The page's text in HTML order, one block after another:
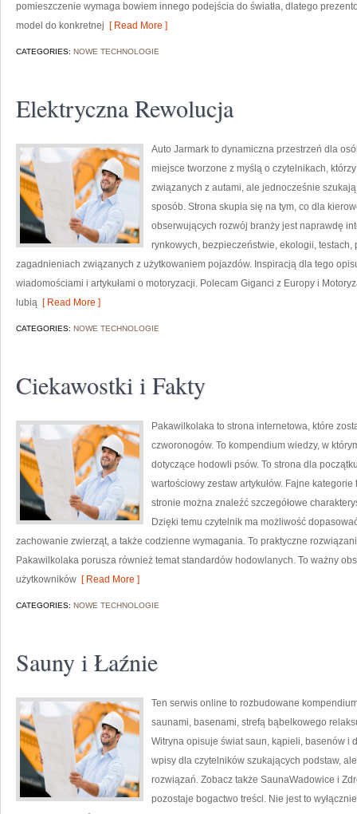
pomieszczenie wymaga bowiem innego podejścia do światła, dlatego
model do konkretnej [ Read More ]
CATEGORIES: NOWE TECHNOLOGIE
Elektryczna Rewolucja
Auto Jarmark to dynamiczna przestrzeń dla
miejsce tworzone z myślą o czytelnikach,
związanych z autami, ale jednocześnie
sposób. Strona skupia się na tym, co dla
obserwujących rozwój branży jest naprawdę
rynkowych, bezpieczeństwie, ekologii,
zagadnieniach związanych z użytkowaniem pojazdów. Inspiracją dla tego
wiadomościami i artykułami o motoryzacji. Polecam Giganci z Europy i
lubią [ Read More ]
CATEGORIES: NOWE TECHNOLOGIE
Ciekawostki i Fakty
Pakawilkolaka to strona internetowa, które
czworonogów. To kompendium wiedzy, w
dotyczące hodowli psów. To strona dla
wartościowy zestaw artykułów. Fajne
stronie można znaleźć szczegółowe
Dzięki temu czytelnik ma możliwość
zachowanie zwierząt, a także codzienne wymagania. To praktyczne
Pakawilkolaka porusza również temat standardów hodowlanych. To ważny
użytkowników [ Read More ]
CATEGORIES: NOWE TECHNOLOGIE
Sauny i Łaźnie
Ten serwis online to rozbudowane
saunami, basenami, strefą bąbelkowego
Witryna opisuje świat saun, kąpieli, basenów i
wpisy dla czytelników szukających podstaw,
rozwiązań. Zobacz także SaunaWadowice i
pozostaje bogactwo treści. Nie jest to